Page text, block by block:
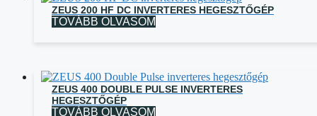
ZEUS 200 HF DC INVERTERES HEGESZTŐGÉP
TOVÁBB OLVASOM
ZEUS 400 DOUBLE PULSE INVERTERES
HEGESZTŐGÉP
TOVÁBB OLVASOM